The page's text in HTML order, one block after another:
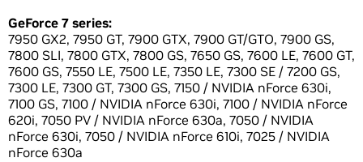
GeForce 7 series:
7950 GX2, 7950 GT, 7900 GTX, 7900 GT/GTO, 7900 GS,
7800 SLI, 7800 GTX, 7800 GS, 7650 GS, 7600 LE, 7600 GT,
7600 GS, 7550 LE, 7500 LE, 7350 LE, 7300 SE / 7200 GS,
7300 LE, 7300 GT, 7300 GS, 7150 / NVIDIA nForce 630i,
7100 GS, 7100 / NVIDIA nForce 630i, 7100 / NVIDIA nForce
620i, 7050 PV / NVIDIA nForce 630a, 7050 / NVIDIA
nForce 630i, 7050 / NVIDIA nForce 610i, 7025 / NVIDIA
nForce 630a